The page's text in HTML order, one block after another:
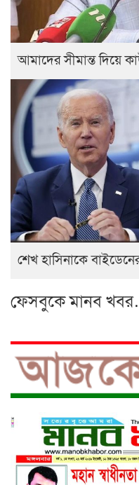
আমাদের সীমান্ত দিয়ে
শেখ হাসিনাকে
ফেসবুকে মানব